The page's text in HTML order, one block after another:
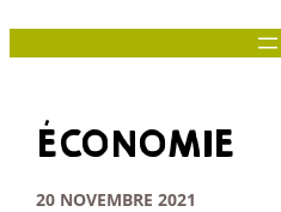
ÉCONOMIE
20 NOVEMBRE 2021